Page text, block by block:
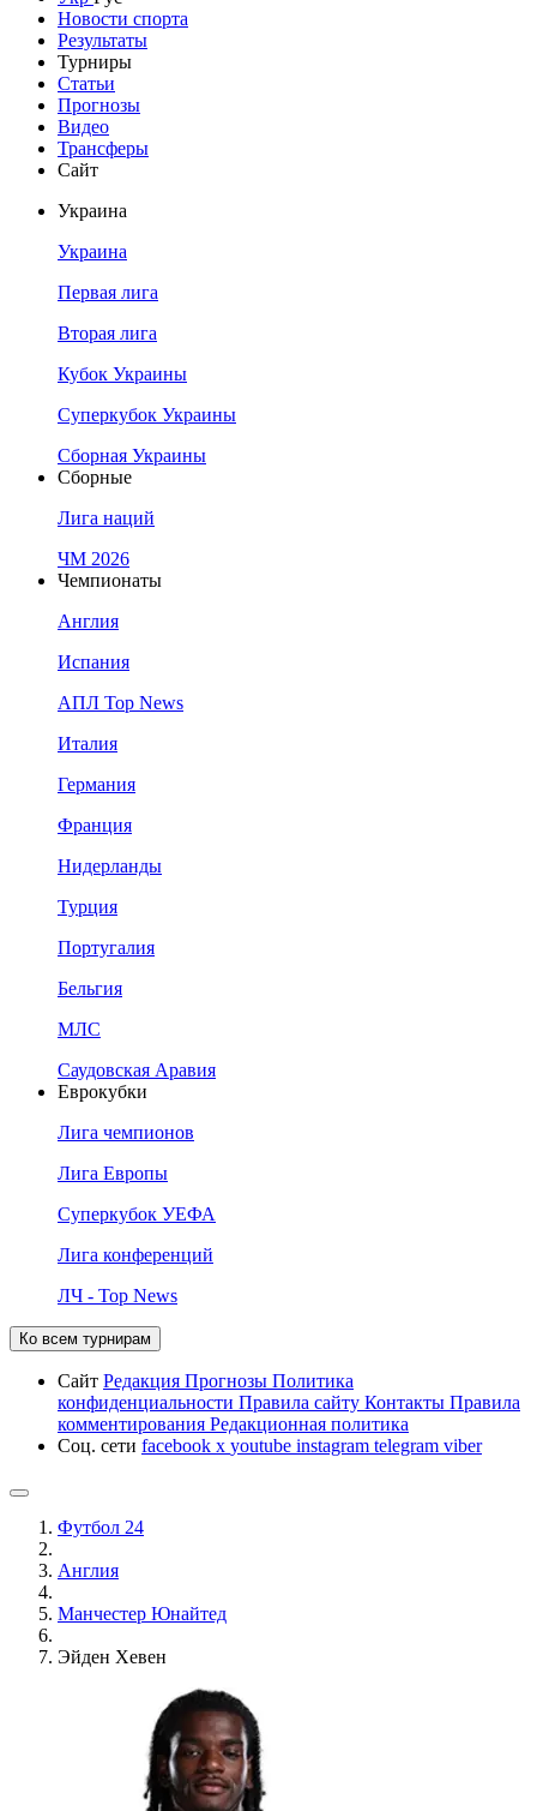
Новости спорта
Результаты
Турниры
Статьи
Прогнозы
Видео
Трансферы
Сайт
Украина
Украина
Первая лига
Вторая лига
Кубок Украины
Суперкубок Украины
Сборная Украины
Сборные
Лига наций
ЧМ 2026
Чемпионаты
Англия
Испания
АПЛ Top News
Италия
Германия
Франция
Нидерланды
Турция
Португалия
Бельгия
МЛС
Саудовская Аравия
Еврокубки
Лига чемпионов
Лига Европы
Суперкубок УЕФА
Лига конференций
ЛЧ - Top News
Ко всем турнирам
Сайт Редакция Прогнозы Политика
конфиденциальности Правила сайту Контакты Правила
комментирования Редакционная политика
Соц. сети facebook x youtube instagram telegram viber
Футбол 24
Англия
Манчестер Юнайтед
Эйден Хевен